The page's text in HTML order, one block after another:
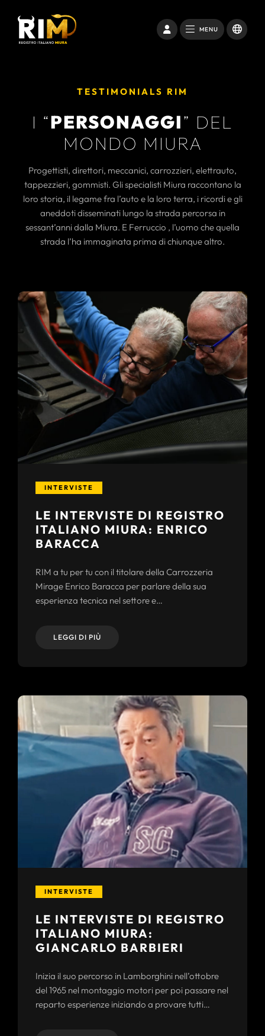
MENU
TESTIMONIALS RIM
I “PERSONAGGI” DEL
MONDO MIURA
Progettisti, direttori, meccanici, carrozzieri, elettrauto,
tappezzieri, gommisti. Gli specialisti Miura raccontano la
loro storia, il legame fra l’auto e la loro terra, i ricordi e gli
aneddoti disseminati lungo la strada percorsa in
sessant’anni dalla Miura. E Ferruccio , l’uomo che quella
strada l’ha immaginata prima di chiunque altro.
INTERVISTE
LE INTERVISTE DI REGISTRO
ITALIANO MIURA: ENRICO
BARACCA
RIM a tu per tu con il titolare della Carrozzeria
Mirage Enrico Baracca per parlare della sua
esperienza tecnica nel settore e…
LEGGI DI PIÙ
INTERVISTE
LE INTERVISTE DI REGISTRO
ITALIANO MIURA:
GIANCARLO BARBIERI
Inizia il suo percorso in Lamborghini nell’ottobre
del 1965 nel montaggio motori per poi passare nel
reparto esperienze iniziando a provare tutti…